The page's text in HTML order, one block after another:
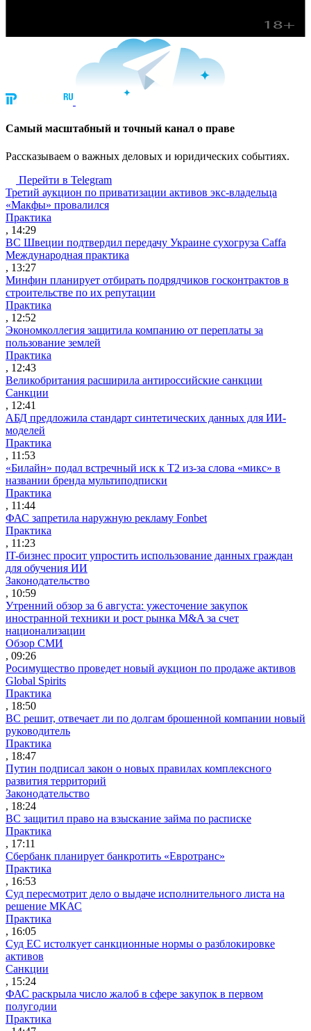
Cамый масштабный и точный канал о праве
Рассказываем о важных деловых и юридических событиях.
Перейти в Telegram
Третий аукцион по приватизации активов экс-владельца
«Макфы» провалился
Практика
, 14:29
ВС Швеции подтвердил передачу Украине сухогруза Caffa
Международная практика
, 13:27
Минфин планирует отбирать подрядчиков госконтрактов в
строительстве по их репутации
Практика
, 12:52
Экономколлегия защитила компанию от переплаты за
пользование землей
Практика
, 12:43
Великобритания расширила антироссийские санкции
Санкции
, 12:41
АБД предложила стандарт синтетических данных для ИИ-
моделей
Практика
, 11:53
«Билайн» подал встречный иск к Т2 из-за слова «микс» в
названии бренда мультиподписки
Практика
, 11:44
ФАС запретила наружную рекламу Fonbet
Практика
, 11:23
IT-бизнес просит упростить использование данных граждан
для обучения ИИ
Законодательство
, 10:59
Утренний обзор за 6 августа: ужесточение закупок
иностранной техники и рост рынка M&A за счет
национализации
Обзор СМИ
, 09:26
Росимущество проведет новый аукцион по продаже активов
Global Spirits
Практика
, 18:50
ВС решит, отвечает ли по долгам брошенной компании новый
руководитель
Практика
, 18:47
Путин подписал закон о новых правилах комплексного
развития территорий
Законодательство
, 18:24
ВС защитил право на взыскание займа по расписке
Практика
, 17:11
Сбербанк планирует банкротить «Евротранс»
Практика
, 16:53
Суд пересмотрит дело о выдаче исполнительного листа на
решение МКАС
Практика
, 16:05
Суд ЕС истолкует санкционные нормы о разблокировке
активов
Санкции
, 15:24
ФАС раскрыла число жалоб в сфере закупок в первом
полугодии
Практика